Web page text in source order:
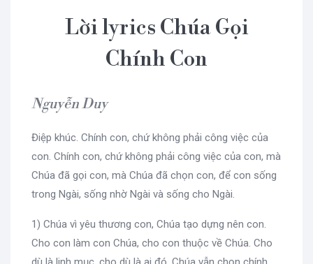
Lời lyrics Chúa Gọi
Chính Con
Nguyễn Duy
Điệp khúc. Chính con, chứ không phải công việc của
con. Chính con, chứ không phải công việc của con, mà
Chúa đã gọi con, mà Chúa đã chọn con, để con sống
trong Ngài, sống nhờ Ngài và sống cho Ngài.
1) Chúa vì yêu thương con, Chúa tạo dựng nên con.
Cho con làm con Chúa, cho con thuộc về Chúa. Cho